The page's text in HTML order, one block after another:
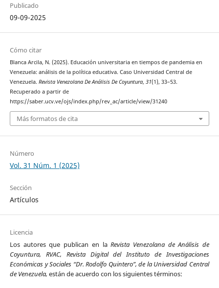
Publicado
09-09-2025
Cómo citar
Blanca Arcila, N. (2025). Educación universitaria en tiempos de pandemia en
Venezuela: análisis de la política educativa. Caso Universidad Central de
Venezuela. Revista Venezolana De Análisis De Coyuntura, 31(1), 33–53.
Recuperado a partir de
https://saber.ucv.ve/ojs/index.php/rev_ac/article/view/31240
Más formatos de cita
Número
Vol. 31 Núm. 1 (2025)
Sección
Artículos
Licencia
Los autores que publican en laRevista Venezolana de Análisis de
Coyuntura, RVAC, Revista Digital del Instituto de Investigaciones
Económicas y Sociales “Dr. Rodolfo Quintero”, de la Universidad Central
de Venezuela, están de acuerdo con los siguientes términos: